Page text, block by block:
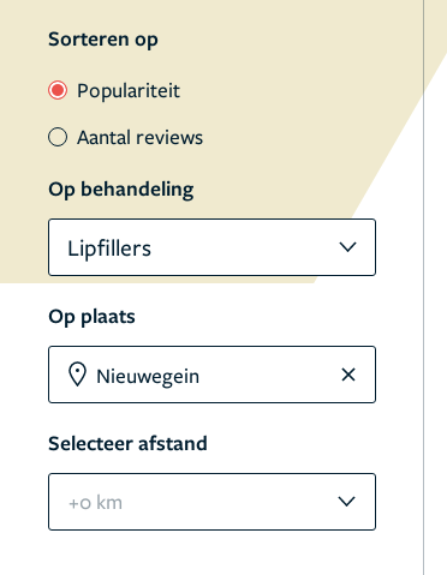
Sorteren op
Populariteit
Aantal reviews
Op behandeling
Lipfillers
Op plaats
Selecteer afstand
+0 km